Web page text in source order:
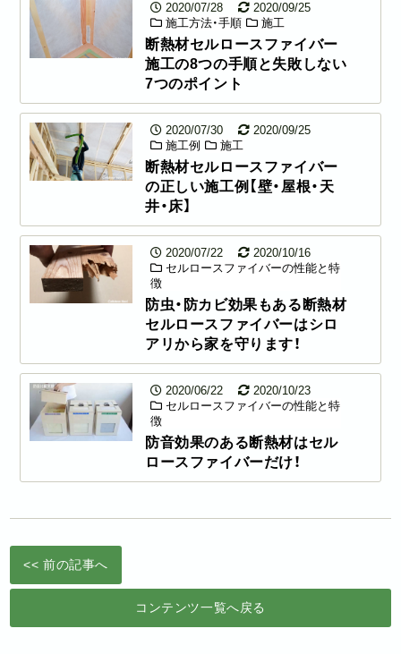
2020/07/28
2020/09/25
施工方法・手順
施工
断熱材セルロースファイバー
施工の8つの手順と失敗しない
7つのポイント
2020/07/30
2020/09/25
施工例
施工
断熱材セルロースファイバー
の正しい施工例【壁・屋根・天
井・床】
2020/07/22
2020/10/16
セルロースファイバーの性能と特
徴
防虫・防カビ効果もある断熱材
セルロースファイバーはシロ
アリから家を守ります！
2020/06/22
2020/10/23
セルロースファイバーの性能と特
徴
防音効果のある断熱材はセル
ロースファイバーだけ！
<< 前の記事へ
コンテンツ一覧へ戻る